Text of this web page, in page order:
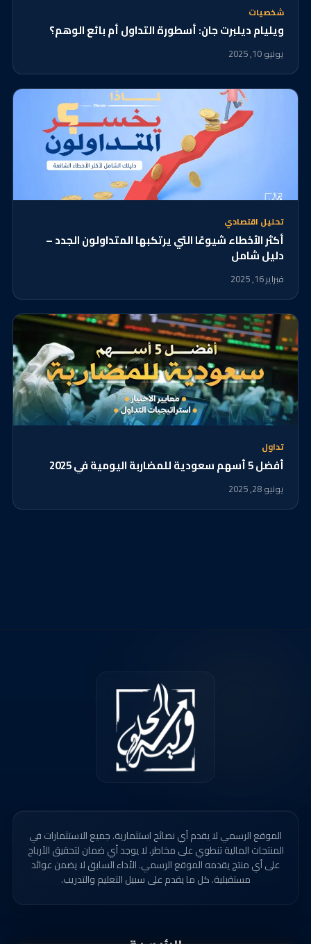
شخصيات
ويليام ديلبرت جان: أسطورة التداول أم بائع الوهم؟
يونيو 10, 2025
تحليل اقتصادي
أكثر الأخطاء شيوعًا التي يرتكبها المتداولون الجدد –
دليل شامل​
فبراير 16, 2025
تداول
أفضل 5 أسهم سعودية للمضاربة اليومية في 2025
يونيو 28, 2025
الموقع الرسمي لا يقدم أي نصائح استثمارية. جميع الاستثمارات في
المنتجات المالية تنطوي على مخاطر. لا يوجد أي ضمان لتحقيق الأرباح
على أي منتج يقدمه الموقع الرسمي. الأداء السابق لا يضمن عوائد
مستقبلية. كل ما يقدم على سبيل التعليم والتدريب.